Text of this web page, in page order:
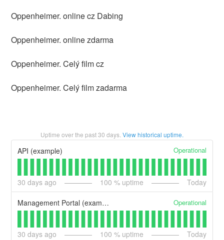
Oppenheimer. online cz Dabing
Oppenheimer. online zdarma
Oppenheimer. Celý film cz
Oppenheimer. Celý film zadarma
Uptime over the past30 days. View historical uptime.
API (example) Operational
30 days ago 100 % uptime Today
Management Portal (example) Operational
30 days ago 100 % uptime Today